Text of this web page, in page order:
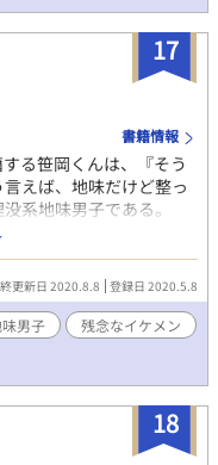
17
書籍情報
る笹岡くんは、『そう
えば、地味だけど整っ
没系地味男子である。
突然のフォーリンラ
り向かせたい残念イケ
と、華麗にスルーする
番外編表記を『それか
。 ⁂ ⁂ ⁂ ⁂ ⁂ ⁂ ⁂
ベージ。『ヤマト〜』
『連れ子同士の兄
兄弟』の正しい意味は
方ルールでそのままに
更新日 2020.8.8 登録日 2020.5.8
男子
残念なイケメン
18